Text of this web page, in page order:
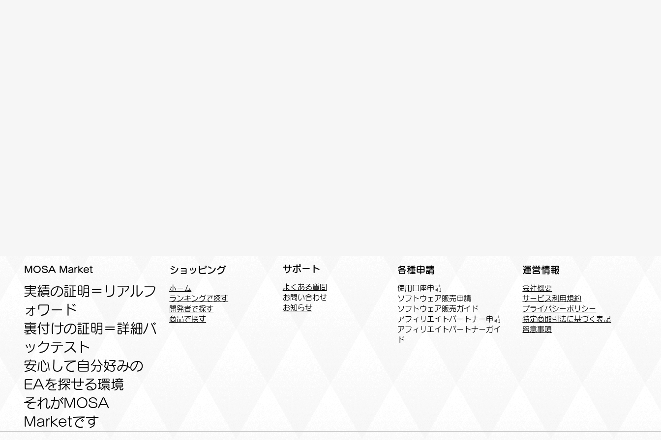
MOSA Market
実績の証明＝リアルフ
ォワード
裏付けの証明＝詳細バ
ックテスト
安心して自分好みの
EAを探せる環境
​それがMOSA
Marketです
ショッピング
ホーム
ランキングで探す
開発者で探す
商品で探す
サポート
よくある質問
お問い合わせ
お知らせ
各種申請
​使用口座申請
ソフトウェア販売申請
ソフトウェア販売ガイド
アフィリエイトパートナー申請​
​アフィリエイトパートナーガイ
ド
運営情報
会社概要
サービス利用規約
プライバシーポリシー
特定商取引法に基づく表記
​留意事項